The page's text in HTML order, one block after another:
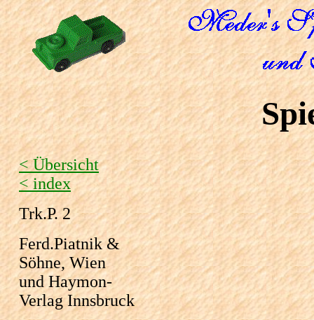
< Übersicht
< index
Trk.P. 2
Ferd.Piatnik &
Söhne, Wien
und Haymon-
Verlag Innsbruck